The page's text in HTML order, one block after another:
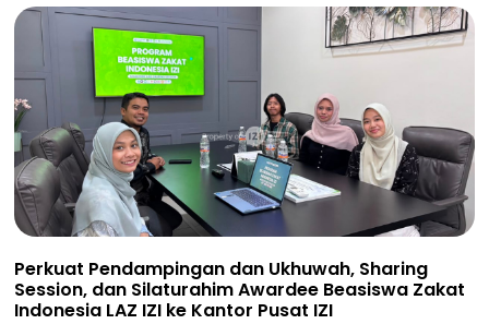
Perkuat Pendampingan dan Ukhuwah, Sharing
Session, dan Silaturahim Awardee Beasiswa Zakat
Indonesia LAZ IZI ke Kantor Pusat IZI